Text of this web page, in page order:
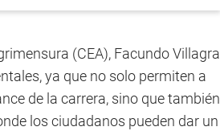
(CEA), Facundo Villagra
ya que no solo permiten a
de la carrera, sino que también
los ciudadanos pueden dar un